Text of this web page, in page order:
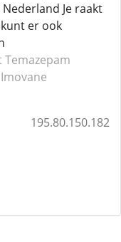
Je raakt
er ook
195.80.150.182